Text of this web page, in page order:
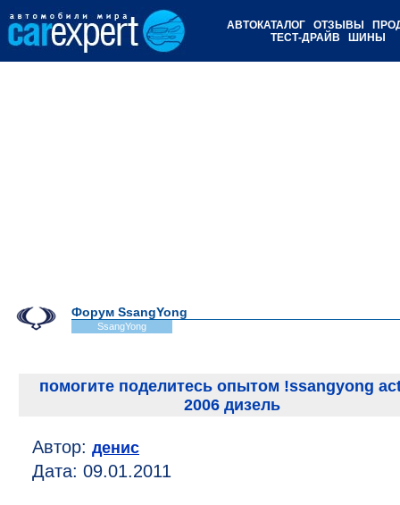
АВТОКАТАЛОГ ОТЗЫВЫ
ТЕСТ-ДРАЙВ
ШИНЫ
Форум SsangYong
SsangYong
помогите поделитесь опытом !ssangyong
2006 дизель
Автор: денис
Дата: 09.01.2011